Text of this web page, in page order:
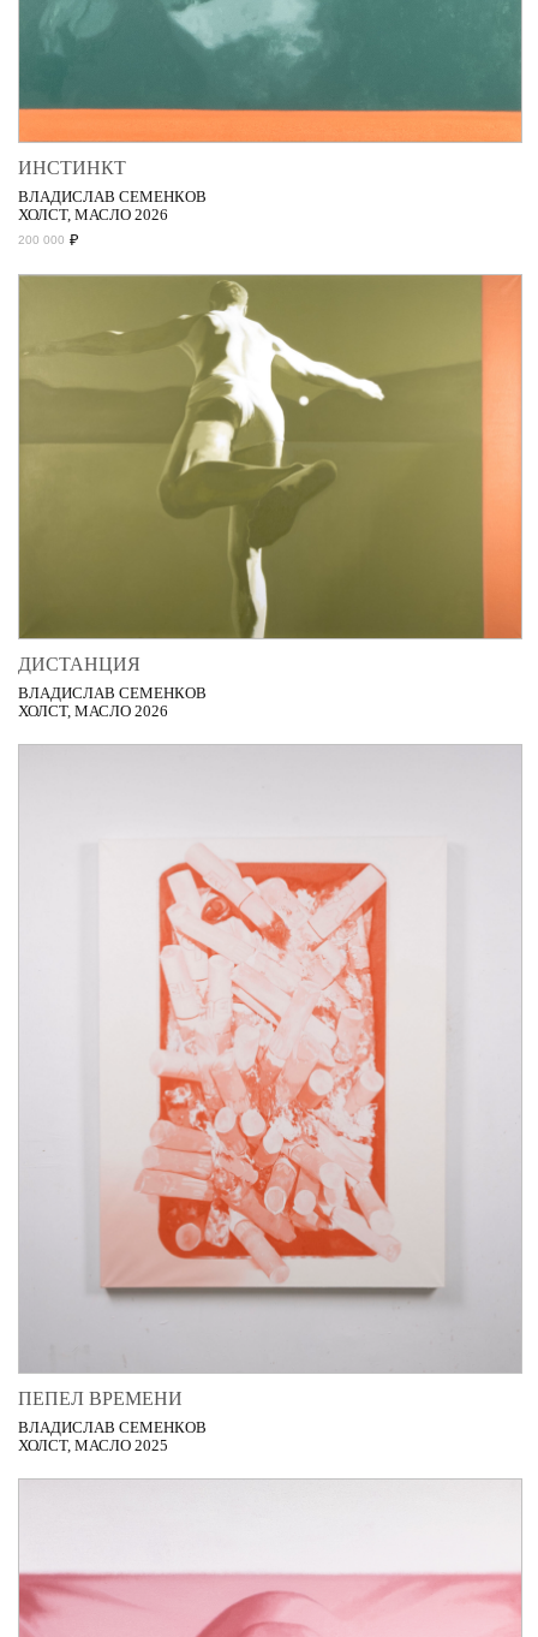
ИНСТИНКТ
ВЛАДИСЛАВ СЕМЕНКОВ
ХОЛСТ, МАСЛО 2026
200 000 ₽
ДИСТАНЦИЯ
ВЛАДИСЛАВ СЕМЕНКОВ
ХОЛСТ, МАСЛО 2026
ПЕПЕЛ ВРЕМЕНИ
ВЛАДИСЛАВ СЕМЕНКОВ
ХОЛСТ, МАСЛО 2025